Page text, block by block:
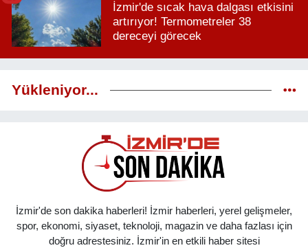
İzmir'de sıcak hava dalgası etkisini
artırıyor! Termometreler 38
dereceyi görecek
Yükleniyor...
İzmir'de son dakika haberleri! İzmir haberleri, yerel gelişmeler,
spor, ekonomi, siyaset, teknoloji, magazin ve daha fazlası için
doğru adrestesiniz. İzmir'in en etkili haber sitesi